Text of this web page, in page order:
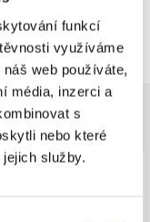
funkcí
využíváme
web používáte,
média, inzerci a
s
nebo které
služby.